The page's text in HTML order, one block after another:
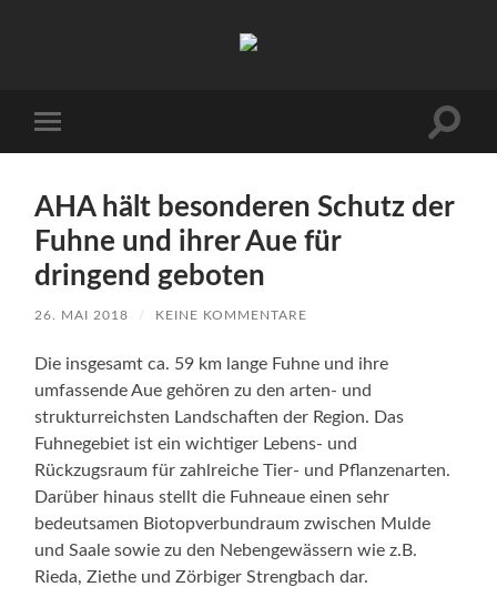
Saale
(AHA)
Menü
AHA hält besonderen Schutz der
Fuhne und ihrer Aue für
dringend geboten
26. MAI 2018 / KEINE KOMMENTARE
Die insgesamt ca. 59 km lange Fuhne und ihre
umfassende Aue gehören zu den arten- und
strukturreichsten Landschaften der Region. Das
Fuhnegebiet ist ein wichtiger Lebens- und
Rückzugsraum für zahlreiche Tier- und Pflanzenarten.
Darüber hinaus stellt die Fuhneaue einen sehr
bedeutsamen Biotopverbundraum zwischen Mulde
und Saale sowie zu den Nebengewässern wie z.B.
Rieda, Ziethe und Zörbiger Strengbach dar.